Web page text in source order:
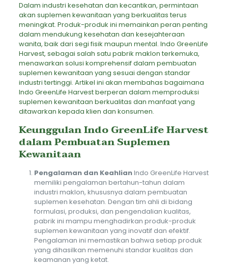
Dalam industri kesehatan dan kecantikan, permintaan
akan suplemen kewanitaan yang berkualitas terus
meningkat. Produk-produk ini memainkan peran penting
dalam mendukung kesehatan dan kesejahteraan
wanita, baik dari segi fisik maupun mental. Indo GreenLife
Harvest, sebagai salah satu pabrik maklon terkemuka,
menawarkan solusi komprehensif dalam pembuatan
suplemen kewanitaan yang sesuai dengan standar
industri tertinggi. Artikel ini akan membahas bagaimana
Indo GreenLife Harvest berperan dalam memproduksi
suplemen kewanitaan berkualitas dan manfaatyang
ditawarkan kepada klien dan konsumen.
Keunggulan Indo GreenLife Harvest
dalam Pembuatan Suplemen
Kewanitaan
Pengalaman dan KeahlianIndo GreenLife Harvest
memiliki pengalaman bertahun-tahun dalam
industri maklon, khususnya dalam pembuatan
suplemen kesehatan. Dengan tim ahli di bidang
formulasi, produksi, dan pengendalian kualitas,
pabrik ini mampu menghadirkan produk-produk
suplemen kewanitaan yang inovatif dan efektif.
Pengalaman ini memastikan bahwa setiap produk
yang dihasilkan memenuhi standar kualitas dan
keamanan yang ketat.